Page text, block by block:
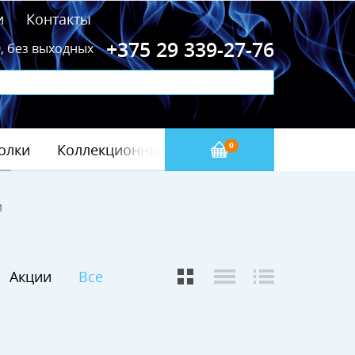
Контакты
+375 29 339-27-76
без выходных
0
Коллекционные значки
Акции Все